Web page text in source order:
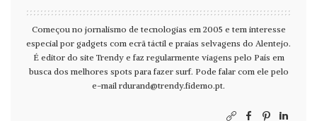
Começou no jornalismo de tecnologias em 2005 e tem interesse
especial por gadgets com ecrã táctil e praias selvagens do Alentejo.
É editor do site Trendy e faz regularmente viagens pelo País em
busca dos melhores spots para fazer surf. Pode falar com ele pelo
e-mail rdurand@trendy.fidemo.pt.